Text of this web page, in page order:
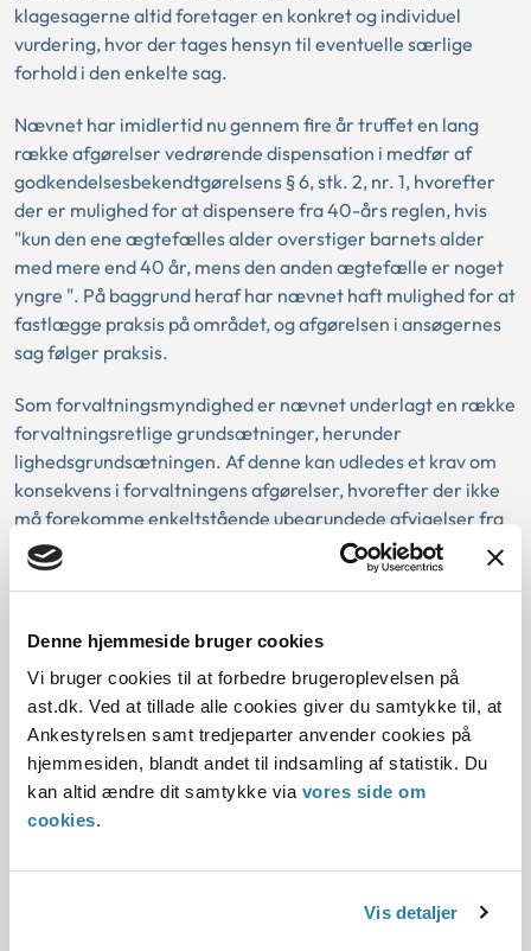
Denne hjemmeside bruger cookies
Vi bruger cookies til at forbedre brugeroplevelsen på
ast.dk. Ved at tillade alle cookies giver du samtykke til, at
Ankestyrelsen samt tredjeparter anvender cookies på
hjemmesiden, blandt andet til indsamling af statistik. Du
kan altid ændre dit samtykke via vores side om
cookies.
Vis detaljer
klagesagerne altid foretager en konkret og individuel
vurdering, hvor der tages hensyn til eventuelle særlige
forhold i den enkelte sag.
Nævnet har imidlertid nu gennem fire år truffet en lang
række afgørelser vedrørende dispensation i medfør af
godkendelsesbekendtgørelsens § 6, stk. 2, nr. 1, hvorefter
der er mulighed for at dispensere fra 40-års reglen, hvis
"kun den ene ægtefælles alder overstiger barnets alder
med mere end 40 år, mens den anden ægtefælle er noget
yngre ". På baggrund heraf har nævnet haft mulighed for at
fastlægge praksis på området, og afgørelsen i ansøgernes
sag følger praksis.
Som forvaltningsmyndighed er nævnet underlagt en række
forvaltningsretlige grundsætninger, herunder
lighedsgrundsætningen. Af denne kan udledes et krav om
konsekvens i forvaltningens afgørelser, hvorefter der ikke
må forekomme enkeltstående ubegrundede afvigelser fra
en i øvrigt fulgt praksis. Det antages således også i
forvaltningsretten, at kravet om konsekvens i
forvaltningsmyndighed ved dannelsen af administrativ
antal afgørelser – ved hjælp af en klassifikation ud fra
sagligt vedkommende hensyn danner sig et mønster. En
sådan praksisdannelse vil i sagens natur indeholde et
element af regeldannelse, og det vil i sammenhæng
hermed forekomme, at en myndighed formulerer
vejledende regler på grundlag af erfaringerne fra den